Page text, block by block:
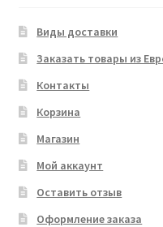
Виды доставки
Заказать товары из
Контакты
Корзина
Магазин
Мой аккаунт
Оставить отзыв
Оформление заказа